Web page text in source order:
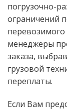
погрузочно-
ограничений
менеджеры
заказа,
грузовой
переплаты.
Если Вам